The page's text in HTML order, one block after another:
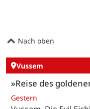
Nach oben
Vussem
»Reise des
Gestern